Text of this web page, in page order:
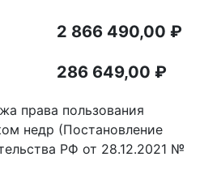
2 866 490,00 ₽
286 649,00 ₽
права пользования
недр (Постановление
РФ от 28.12.2021 №